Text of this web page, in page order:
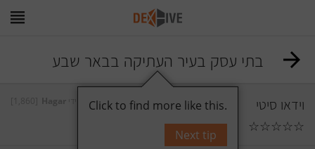
בתי עסק בעיר העתיקה בבאר שבע
וידאו סיטי
☆
☆
☆
☆
☆
0 תגובות
Click to find more like this.
Next tip